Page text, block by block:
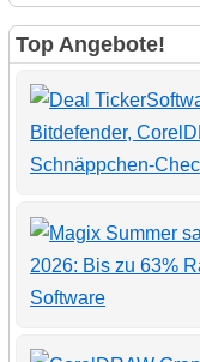
Top Angebote!
Bitdefender,
Schnäppchen-
2026: Bis zu 63%
Software